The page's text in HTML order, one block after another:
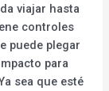
viajar hasta
controles
puede plegar
para
sea que esté